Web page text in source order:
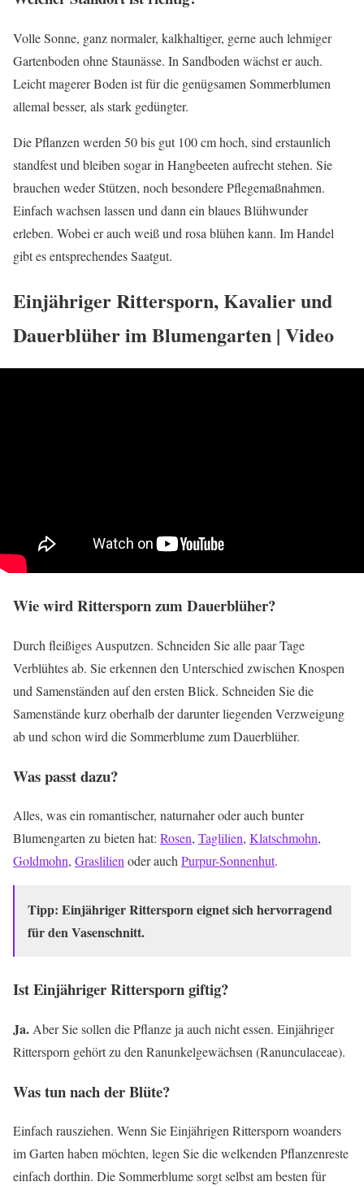
Volle Sonne, ganz normaler, kalkhaltiger, gerne auch lehmiger
Gartenboden ohne Staunässe. In Sandboden wächst er auch.
Leicht magerer Boden ist für die genügsamen Sommerblumen
allemal besser, als stark gedüngter.
Die Pflanzen werden 50 bis gut 100 cm hoch, sind erstaunlich
standfest und bleiben sogar in Hangbeeten aufrecht stehen. Sie
brauchen weder Stützen, noch besondere Pflegemaßnahmen.
Einfach wachsen lassen und dann ein blaues Blühwunder
erleben. Wobei er auch weiß und rosa blühen kann. Im Handel
gibt es entsprechendes Saatgut.
Einjähriger Rittersporn, Kavalier und
Dauerblüher im Blumengarten | Video
Wie wird Rittersporn zum Dauerblüher?
Durch fleißiges Ausputzen. Schneiden Sie alle paar Tage
Verblühtes ab. Sie erkennen den Unterschied zwischen Knospen
und Samenständen auf den ersten Blick. Schneiden Sie die
Samenstände kurz oberhalb der darunter liegenden Verzweigung
ab und schon wird die Sommerblume zum Dauerblüher.
Was passt dazu?
Alles, was ein romantischer, naturnaher oder auch bunter
Blumengarten zu bieten hat: Rosen, Taglilien, Klatschmohn,
Goldmohn, Graslilienoder auchPurpur-Sonnenhut.
Tipp: Einjähriger Rittersporn eignet sich hervorragend
für den Vasenschnitt.
Ist Einjähriger Rittersporn giftig?
Ja. Aber Sie sollen die Pflanze ja auch nicht essen. Einjähriger
Rittersporn gehört zu den Ranunkelgewächsen (Ranunculaceae).
Was tun nach der Blüte?
Einfach rausziehen. Wenn Sie Einjährigen Rittersporn woanders
im Garten haben möchten, legen Sie die welkenden Pflanzenreste
einfach dorthin. Die Sommerblume sorgt selbst am besten für